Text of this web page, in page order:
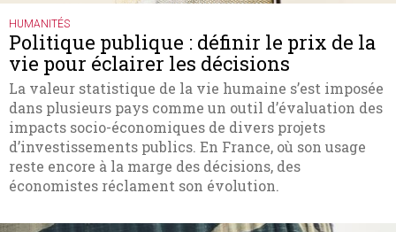
HUMANITÉS
Politique publique : définir le prix de la
vie pour éclairer les décisions
La valeur statistique de la vie humaine s’est imposée
dans plusieurs pays comme un outil d’évaluation des
impacts socio-économiques de divers projets
d’investissements publics. En France, où son usage
reste encore à la marge des décisions, des
économistes réclament son évolution.